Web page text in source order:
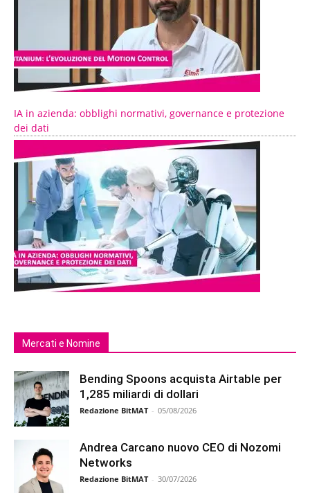
IA in azienda: obblighi normativi, governance e protezione
dei dati
Mercati e Nomine
Bending Spoons acquista Airtable per
1,285 miliardi di dollari
Redazione BitMAT - 05/08/2026
Andrea Carcano nuovo CEO di Nozomi
Networks
Redazione BitMAT - 30/07/2026